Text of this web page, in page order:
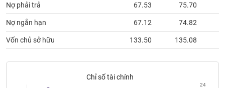
Nợ phải trả 67.53 75.70
Nợ ngắn hạn 67.12 74.82
Vốn chủ sở hữu 133.50 135.08
Chỉ số tài chính
24
viết
của
tác
giả
(-)
phân